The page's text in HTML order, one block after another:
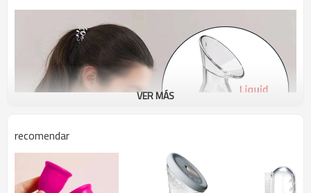
VER MÁS
recomendar